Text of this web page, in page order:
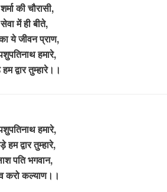
की चौरासी,
में ही बीते,
ये जीवन प्राण,
हमारे,
द्वार तुम्हारे।।
हमारे,
द्वार तुम्हारे,
पति भगवान,
करो कल्याण।।